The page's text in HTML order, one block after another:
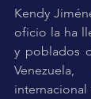
Kendy
oficio la ha
y poblados